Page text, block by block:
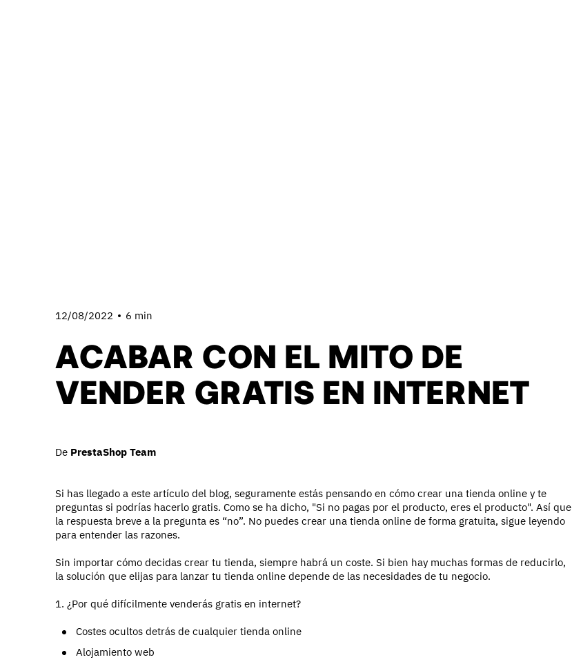
12/08/2022 6 min
ACABAR CON EL MITO DE
VENDER GRATIS EN INTERNET
De PrestaShop Team
Si has llegado a este artículo del blog, seguramente estás pensando en cómo crear una tienda online y te
preguntas si podrías hacerlo gratis. Como se ha dicho, "Si no pagas por el producto, eres el producto". Así que
la respuesta breve a la pregunta es “no”. No puedes crear una tienda online de forma gratuita, sigue leyendo
para entender las razones.
Sin importar cómo decidas crear tu tienda, siempre habrá un coste. Si bien hay muchas formas de reducirlo,
la solución que elijas para lanzar tu tienda online depende de las necesidades de tu negocio.
1. ¿Por qué difícilmente venderás gratis en internet?
Costes ocultos detrás de cualquier tienda online
Alojamiento web